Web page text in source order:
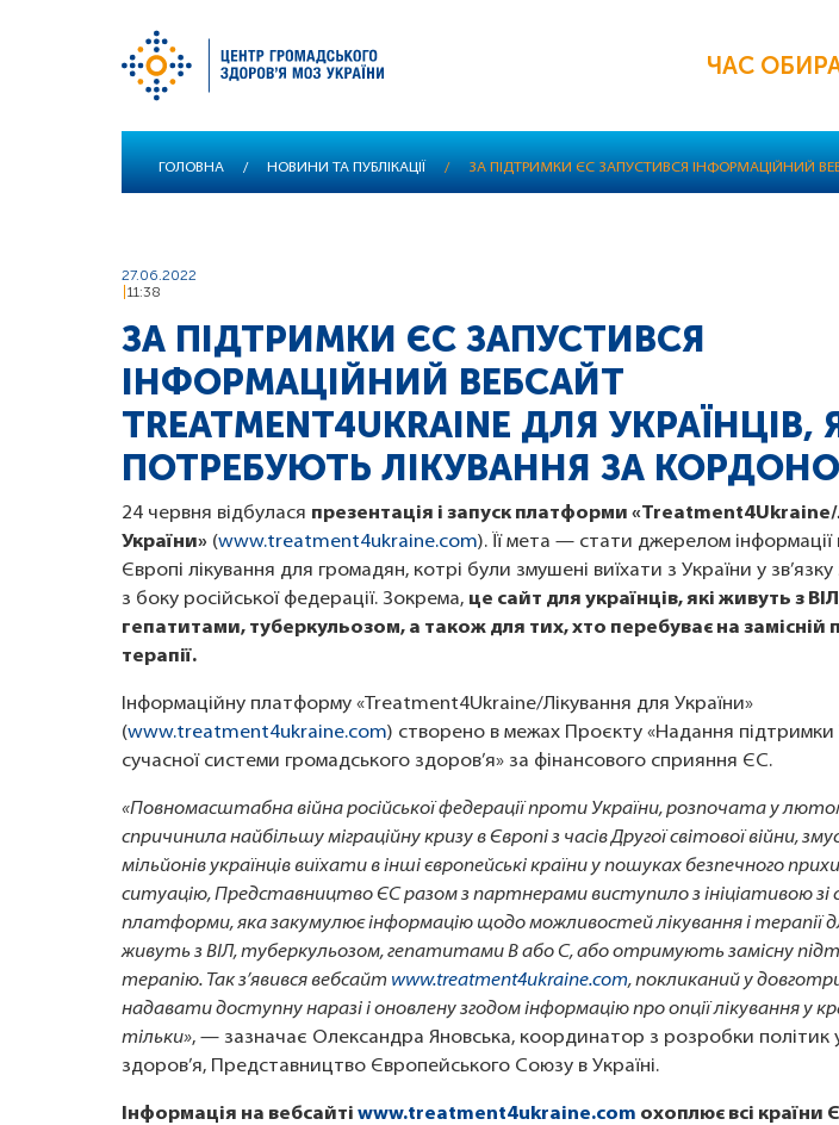
ЧАС
ГОЛОВНА / НОВИНИ ТА ПУБЛІКАЦІЇ / ЗА ПІДТРИМКИ ЄС ЗАПУСТИВСЯ ІНФОРМАЦІЙНИЙ
27.06.2022
11:38
ЗА ПІДТРИМКИ ЄС ЗАПУСТИВСЯ
ІНФОРМАЦІЙНИЙ ВЕБСАЙТ
TREATMENT4UKRAINE ДЛЯ УКРАЇНЦІВ,
ПОТРЕБУЮТЬ ЛІКУВАННЯ ЗА
24 червня відбулася презентація і запуск платформи
України» (www.treatment4ukraine.com). Її мета — стати джерелом
Європі лікування для громадян, котрі були змушені виїхати з України у
з боку російської федерації. Зокрема, це сайт для українців, які живуть з
гепатитами, туберкульозом, а також для тих, хто перебуває на замісній
терапії.
Інформаційну платформу «Treatment4Ukraine/Лікування для України»
(www.treatment4ukraine.com) створено в межах Проєкту «Надання підтримки
сучасної системи громадського здоров’я» за фінансового сприяння ЄС.
«Повномасштабна війна російської федерації проти України, розпочата у
спричинила найбільшу міграційну кризу в Європі з часів Другої світової війни,
мільйонів українців виїхати в інші європейські країни у пошуках безпечного
ситуацію, Представництво ЄС разом з партнерами виступило з ініціативою зі
платформи, яка закумулює інформацію щодо можливостей лікування і терапії
живуть з ВІЛ, туберкульозом, гепатитами В або С, або отримують замісну
терапію. Так з’явився вебсайт www.treatment4ukraine.com, покликаний у
надавати доступну наразі і оновлену згодом інформацію про опції лікування у
тільки», — зазначає Олександра Яновська, координатор з розробки політик
здоров’я, Представництво Європейського Союзу в Україні.
Інформація на вебсайті www.treatment4ukraine.com охоплює всі країни